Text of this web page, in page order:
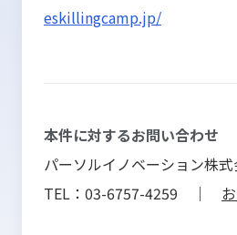
eskillingcamp.jp/
本件に対するお問い合わせ
パーソルイノベーション株
TEL：03-6757-4259 ｜